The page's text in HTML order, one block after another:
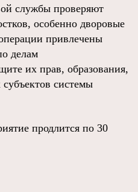
службы проверяют
особенно дворовые
привлечены
делам
их прав, образования,
системы
продлится по 30